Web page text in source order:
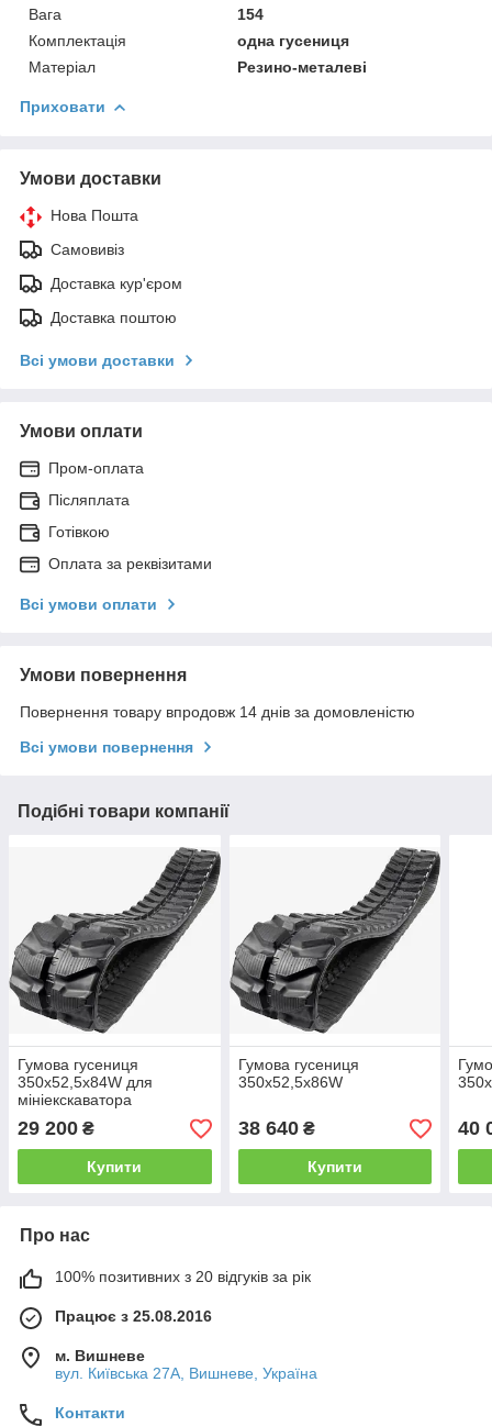
Вага
154
Комплектація
одна гусениця
Матеріал
Резино-металеві
Приховати
Умови доставки
Нова Пошта
Самовивіз
Доставка кур'єром
Доставка поштою
Всі умови доставки
Умови оплати
Пром-оплата
Післяплата
Готівкою
Оплата за реквізитами
Всі умови оплати
Умови повернення
Повернення товару впродовж 14 днів за домовленістю
Всі умови повернення
Подібні товари компанії
Гумова гусениця
350х52,5х84W для
мініекскаватора
29 200 ₴
Купити
Гумова гусениця
350х52,5х86W
38 640₴
Купити
40
Про нас
100% позитивних з 20 відгуків за рік
Працює з 25.08.2016
м. Вишневе
вул. Київська 27А, Вишневе, Україна
Контакти